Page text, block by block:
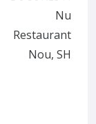
Nu
Restaurant
Nou, SH